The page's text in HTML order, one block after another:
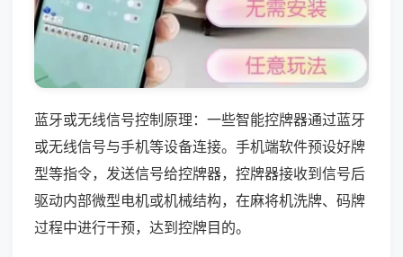
蓝牙或无线信号控制原理：一些智能控牌器通过蓝牙
或无线信号与手机等设备连接。手机端软件预设好牌
型等指令，发送信号给控牌器，控牌器接收到信号后
驱动内部微型电机或机械结构，在麻将机洗牌、码牌
过程中进行干预，达到控牌目的。